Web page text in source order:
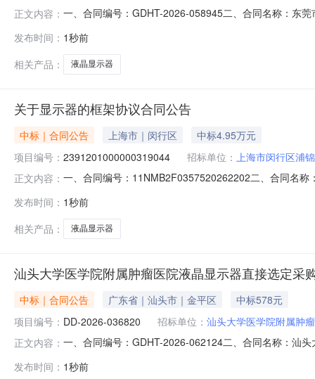
正文内容： 一、合同编号：GDHT-2026-058945二、合同名称：东
算机有限公司地址：天河路592号2101房联系方式：
发布时间： 1秒前
相关产品：
液晶显示器
关于显示器的框架协议合同公告
中标｜合同公告 上海市｜闵行区
中标4.95万元
项目编号： 2391201000000319044 招标单位： 上海市闵行区浦
正文内容： 一、合同编号：11NMB2F0357520262202二、合同名
代表人：易智文(女)地址：上海上海市嘉定区上海市嘉
发布时间： 1秒前
相关产品：
液晶显示器
汕头大学医学院附属肿瘤医院液晶显示器直接选定采
中标｜合同公告 广东省｜汕头市｜金平区
中标578元
项目编号： DD-2026-036820 招标单位： 汕头大学医学院附属肿
正文内容： 一、合同编号：GDHT-2026-062124二、合同名称：汕
（乙方）：广州爱联科技有限公司地址：广州市天河区
发布时间： 1秒前